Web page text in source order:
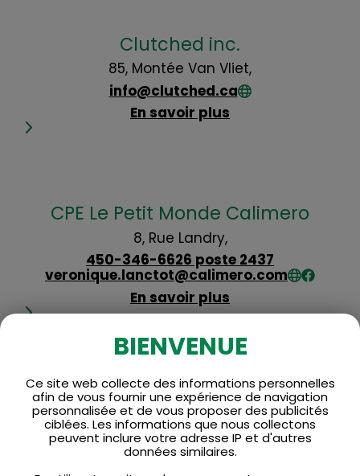
Clutched inc.
85, Montée Van Vliet,
info@clutched.ca
En savoir plus
CPE Le Petit Monde Calimero
8, Rue Landry,
450-346-6626 poste 2437
veronique.lanctot@calimero.com
En savoir plus
Cyber Style
4, Rue Van Vliet,
450-246-0033info@cyberstyle.ca
BIENVENUE
Ce site web collecte des informations personnelles
afin de vous fournir une expérience de navigation
personnalisée et de vous proposer des publicités
ciblées. Les informations que nous collectons
peuvent inclure votre adresse IP et d'autres
données similaires.